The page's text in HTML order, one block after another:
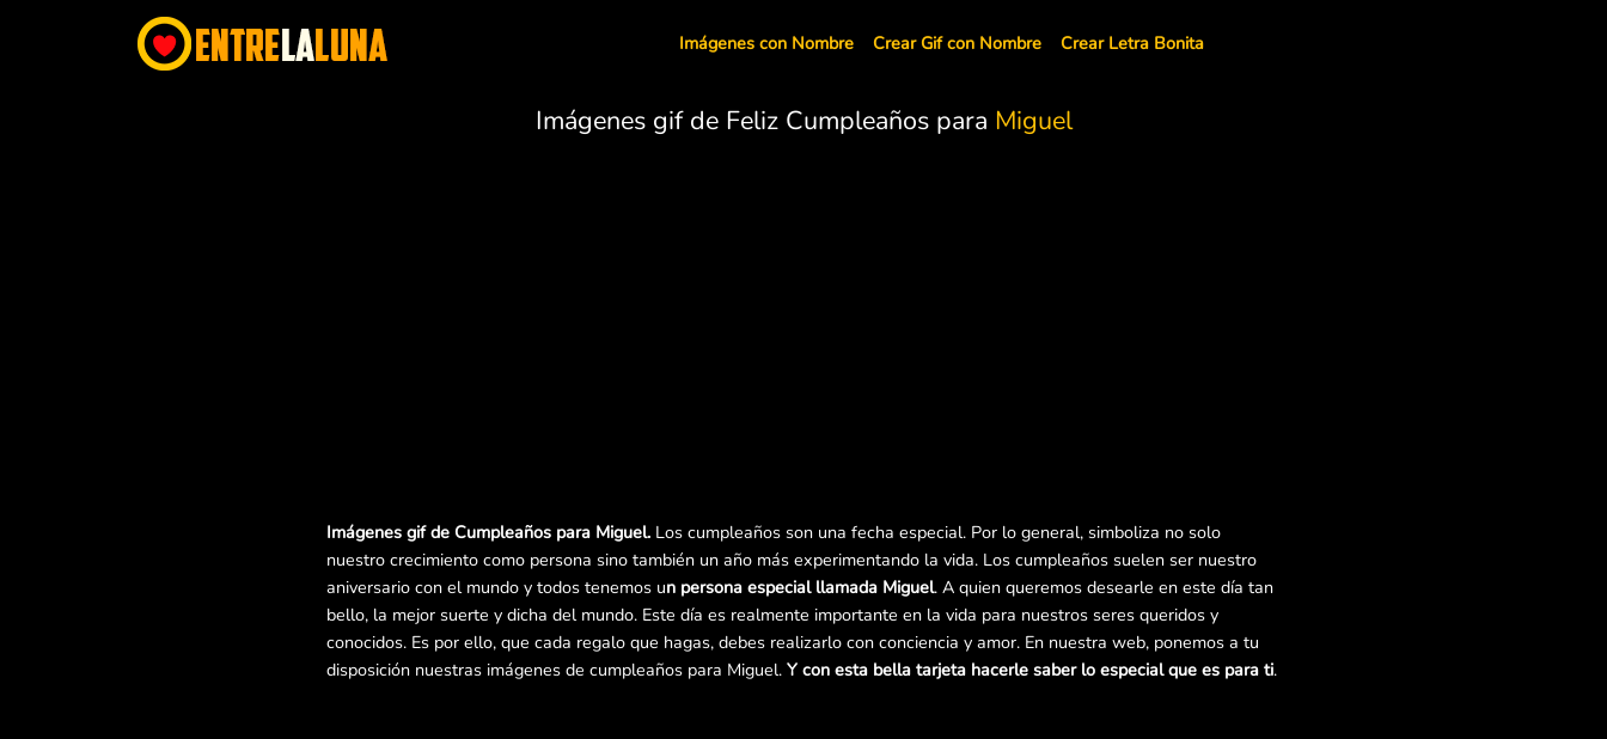
Imágenes con Nombre Crear Gif con Nombre Crear Letra Bonita
Imágenes gif de Feliz Cumpleaños para Miguel
Imágenes gif de Cumpleaños para Miguel. Los cumpleaños son una fecha especial. Por lo general, simboliza no solo
nuestro crecimiento como persona sino también un año más experimentando la vida. Los cumpleaños suelen ser nuestro
aniversario con el mundo y todos tenemos un persona especial llamada Miguel. A quien queremos desearle en este día tan
bello, la mejor suerte y dicha del mundo. Este día es realmente importante en la vida para nuestros seres queridos y
conocidos. Es por ello, que cada regalo que hagas, debes realizarlo con conciencia y amor. En nuestra web, ponemos a tu
disposición nuestras imágenes de cumpleaños para Miguel. Y con esta bella tarjeta hacerle saber lo especial que es para ti.